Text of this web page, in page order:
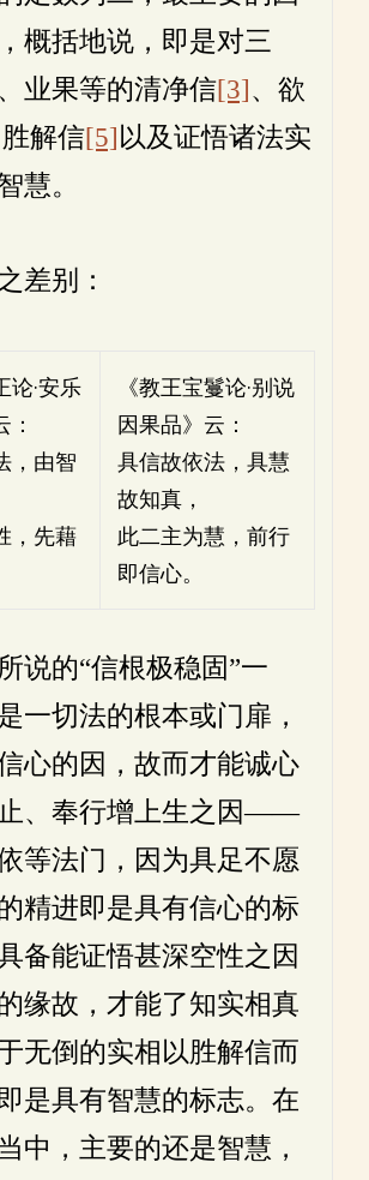
概括地说，即是对三
业果等的清净信[3]、欲
解信[5]以及证悟诸法实
慧。
差别：
论·安乐
，由智
，先藉
《教王宝鬘论·别说
因果品》云：
具信故依法，具慧
故知真，
此二主为慧，前行
即信心。
说的“信根极稳固”一
一切法的根本或门扉，
心的因，故而才能诚心
、奉行增上生之因——
等法门，因为具足不愿
精进即是具有信心的标
备能证悟甚深空性之因
故，才能了知实相真
无倒的实相以胜解信而
是具有智慧的标志。在
中，主要的还是智慧，